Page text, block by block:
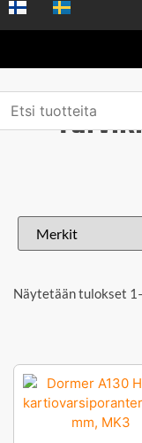
Näytetään tulokset